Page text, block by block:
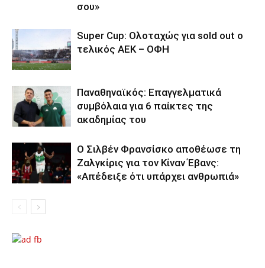
σου»
Super Cup: Ολοταχώς για sold out ο
τελικός ΑΕΚ – ΟΦΗ
Παναθηναϊκός: Επαγγελματικά
συμβόλαια για 6 παίκτες της
ακαδημίας του
Ο Σιλβέν Φρανσίσκο αποθέωσε τη
Ζαλγκίρις για τον Κίναν Έβανς:
«Απέδειξε ότι υπάρχει ανθρωπιά»